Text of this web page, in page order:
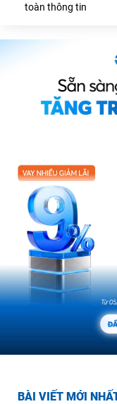
BÀI VIẾT MỚI
toàn thông tin